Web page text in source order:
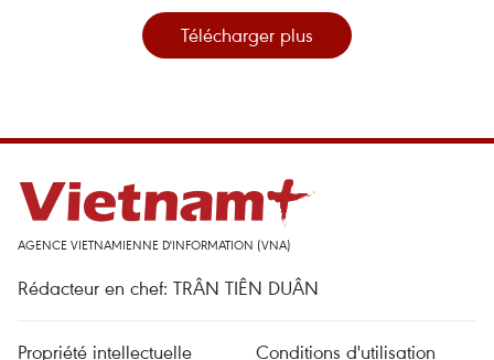
Télécharger plus
AGENCE VIETNAMIENNE D'INFORMATION (VNA)
Rédacteur en chef: TRÂN TIÊN DUÂN
Propriété intellectuelle
Conditions d'utilisation